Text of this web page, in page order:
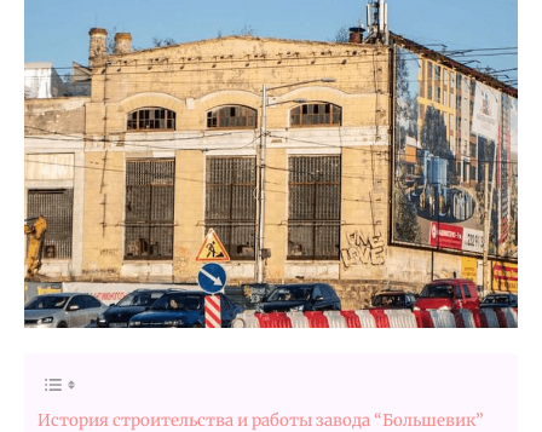
История строительства и работы завода “Большевик”